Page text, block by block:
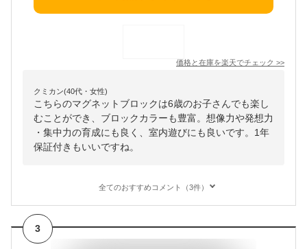
価格と在庫を楽天でチェック >>
クミカン(40代・女性)
こちらのマグネットブロックは6歳のお子さんでも楽し
むことができ、ブロックカラーも豊富。想像力や発想力
・集中力の育成にも良く、室内遊びにも良いです。1年
保証付きもいいですね。
全てのおすすめコメント（3件）
3